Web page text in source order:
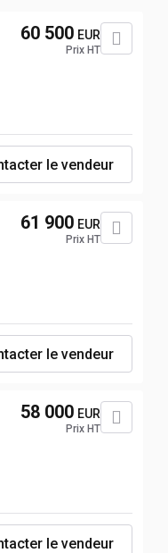
60 500 EUR
Prix HT
le vendeur
61 900 EUR
Prix HT
le vendeur
58 000 EUR
Prix HT
le vendeur